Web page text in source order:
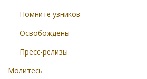
Помните узников
Освобождены
Пресс-релизы
Молитесь